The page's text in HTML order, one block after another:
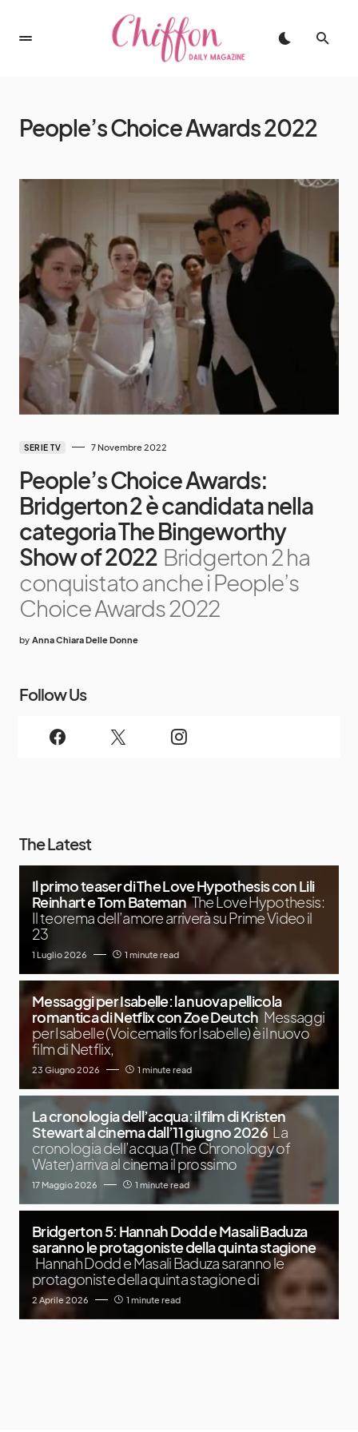
People’s Choice Awards 2022
SERIE TV 7 Novembre 2022
People’s Choice Awards:
Bridgerton 2 è candidata nella
categoria The Bingeworthy
Show of 2022 Bridgerton 2 ha
conquistato anche i People’s
Choice Awards 2022
by Anna Chiara Delle Donne
Follow Us
The Latest
Il primo teaser di The Love Hypothesis con Lili
Reinhart e Tom Bateman The Love Hypothesis:
Il teorema dell’amore arriverà su Prime Video il
23
1 Luglio 2026 1 minute read
Messaggi per Isabelle: la nuova pellicola
romantica di Netflix con Zoe Deutch Messaggi
per Isabelle (Voicemails for Isabelle) è il nuovo
film di Netflix,
23 Giugno 2026 1 minute read
La cronologia dell’acqua: il film di Kristen
Stewart al cinema dall’11 giugno 2026 La
cronologia dell’acqua (The Chronology of
Water) arriva al cinema il prossimo
17 Maggio 2026 1 minute read
Bridgerton 5: Hannah Dodd e Masali Baduza
saranno le protagoniste della quinta stagione
Hannah Dodd e Masali Baduza saranno le
protagoniste della quinta stagione di
2 Aprile 2026 1 minute read